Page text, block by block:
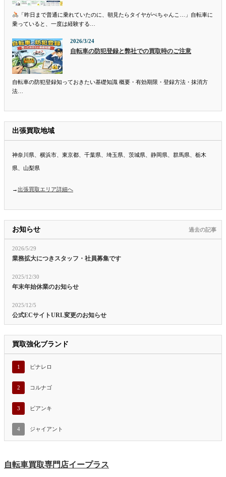
「昨日まで普通に乗れていたのに、朝見たらタイヤがぺちゃんこ…」自転車に
乗っていると、一度は経験する…
2026/3/24
自転車の防犯登録と弊社での買取時のご注意
自転車の防犯登録知っておきたい基礎知識 概要・有効期限・登録方法・抹消方
法…
出張買取地域
神奈川県、横浜市、東京都、千葉県、埼玉県、茨城県、静岡県、群馬県、栃木
県、山梨県
→出張買取エリア詳細へ
お知らせ
2026/5/29
業務拡大につきスタッフ・社員募集です
2025/12/30
年末年始休業のお知らせ
2025/12/5
公式ECサイトURL変更のお知らせ
過去の記事
買取強化ブランド
1 ピナレロ
2 コルナゴ
3 ビアンキ
4 ジャイアント
自転車買取専門店イープラス